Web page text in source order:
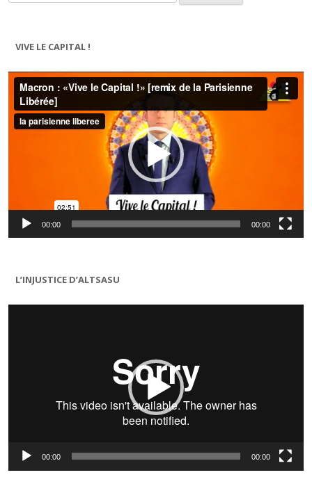
VIVE LE CAPITAL !
Lecteur
vidéo
00:00 00:00
L’INJUSTICE D’ALTSASU
Lecteur
00:00 00:00